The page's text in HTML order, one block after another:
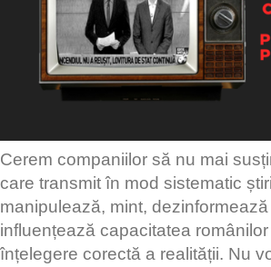
Cerem companiilor să nu mai
care transmit în mod sistematic
manipulează, mint, dezinformează
influențează capacitatea
înțelegere corectă a realității. Nu